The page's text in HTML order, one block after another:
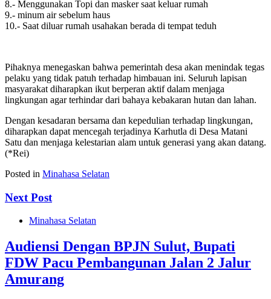
8.- Menggunakan Topi dan masker saat keluar rumah
9.- minum air sebelum haus
10.- Saat diluar rumah usahakan berada di tempat teduh
Pihaknya menegaskan bahwa pemerintah desa akan menindak tegas
pelaku yang tidak patuh terhadap himbauan ini. Seluruh lapisan
masyarakat diharapkan ikut berperan aktif dalam menjaga
lingkungan agar terhindar dari bahaya kebakaran hutan dan lahan.
Dengan kesadaran bersama dan kepedulian terhadap lingkungan,
diharapkan dapat mencegah terjadinya Karhutla di Desa Matani
Satu dan menjaga kelestarian alam untuk generasi yang akan datang.
(*Rei)
Posted in Minahasa Selatan
Next Post
Minahasa Selatan
Audiensi Dengan BPJN Sulut, Bupati
FDW Pacu Pembangunan Jalan 2 Jalur
Amurang